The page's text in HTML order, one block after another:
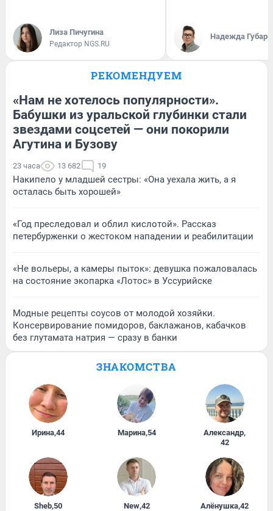
Лиза Пичугина
Редактор NGS.RU
Надежда Губарь
РЕКОМЕНДУЕМ
«Нам не хотелось популярности».
Бабушки из уральской глубинки стали
звездами соцсетей — они покорили
Агутина и Бузову
23 часа 13 682 19
Накипело у младшей сестры: «Она уехала жить, а я
осталась быть хорошей»
«Год преследовал и облил кислотой». Рассказ
петербурженки о жестоком нападении и реабилитации
«Не вольеры, а камеры пыток»: девушка пожаловалась
на состояние экопарка «Лотос» в Уссурийске
Модные рецепты соусов от молодой хозяйки.
Консервирование помидоров, баклажанов, кабачков
без глутамата натрия — сразу в банки
ЗНАКОМСТВА
Ирина,44 Марина,54 Александр,
42
Sheb,50 New,42 Алёнушка,42